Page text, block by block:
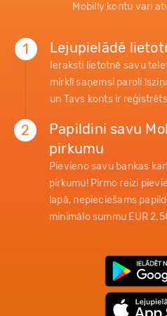
Mobilly kontu vari
1 Lejupielādē
Ieraksti lietotnē savu
mirklī saņemsi paroli
un Tavs konts ir
2
Papildini savu
pirkumu
Pievieno savu bankas
pirkumu! Pirmo reizi
lapā, nepieciešams
minimālo summu EUR